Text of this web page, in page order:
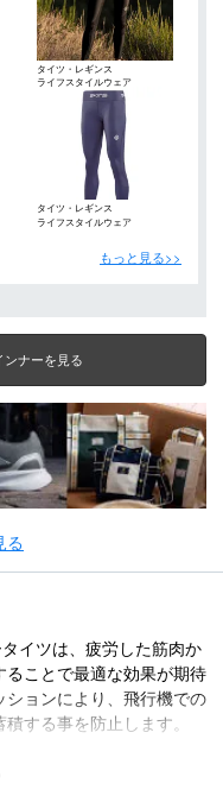
タイツ・レギンス
ライフスタイルウェア
タイツ・レギンス
ライフスタイルウェア
もっと見る>>
ンナーを見る
る
イツは、疲労した筋肉か
ことで最適な効果が期待
ョンにより、飛行機での
する事を防止します。